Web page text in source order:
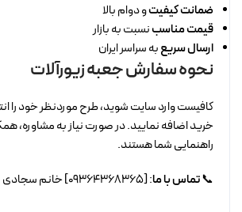
ضمانت کیفیتو دوام بالا
قیمت مناسبنسبت به بازار
ارسال سریعبه سراسر ایران
نحوه سفارش جعبه زیورآلات
کافیست وارد سایت شوید، طرح موردنظر خود را
خرید اضافه نمایید. در صورت نیاز به مشاوره،
راهنمایی شما هستند.
📞تماس با ما: [09364368365] خانم سجادی